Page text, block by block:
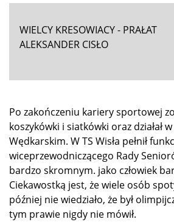
WIELCY KRESOWIACY - PRAŁAT
ALEKSANDER CISŁO
Po zakończeniu kariery sportowej
koszykówki i siatkówki oraz działał
Wędkarskim. W TS Wisła pełnił
wiceprzewodniczącego Rady
bardzo skromnym. jako człowiek
Ciekawostką jest, że wiele osób
później nie wiedziało, że był
tym prawie nigdy nie mówił.